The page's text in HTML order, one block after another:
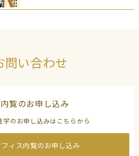
問い合わせ
内覧のお申し込み
学のお申し込みはこちらから
ィス内覧のお申し込み